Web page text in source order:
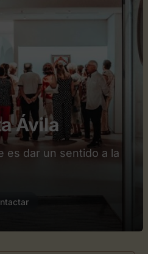
Ávila
es dar un sentido a la